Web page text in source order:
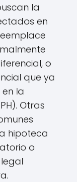
la
en
o
que ya
la
Otras
hipoteca
o